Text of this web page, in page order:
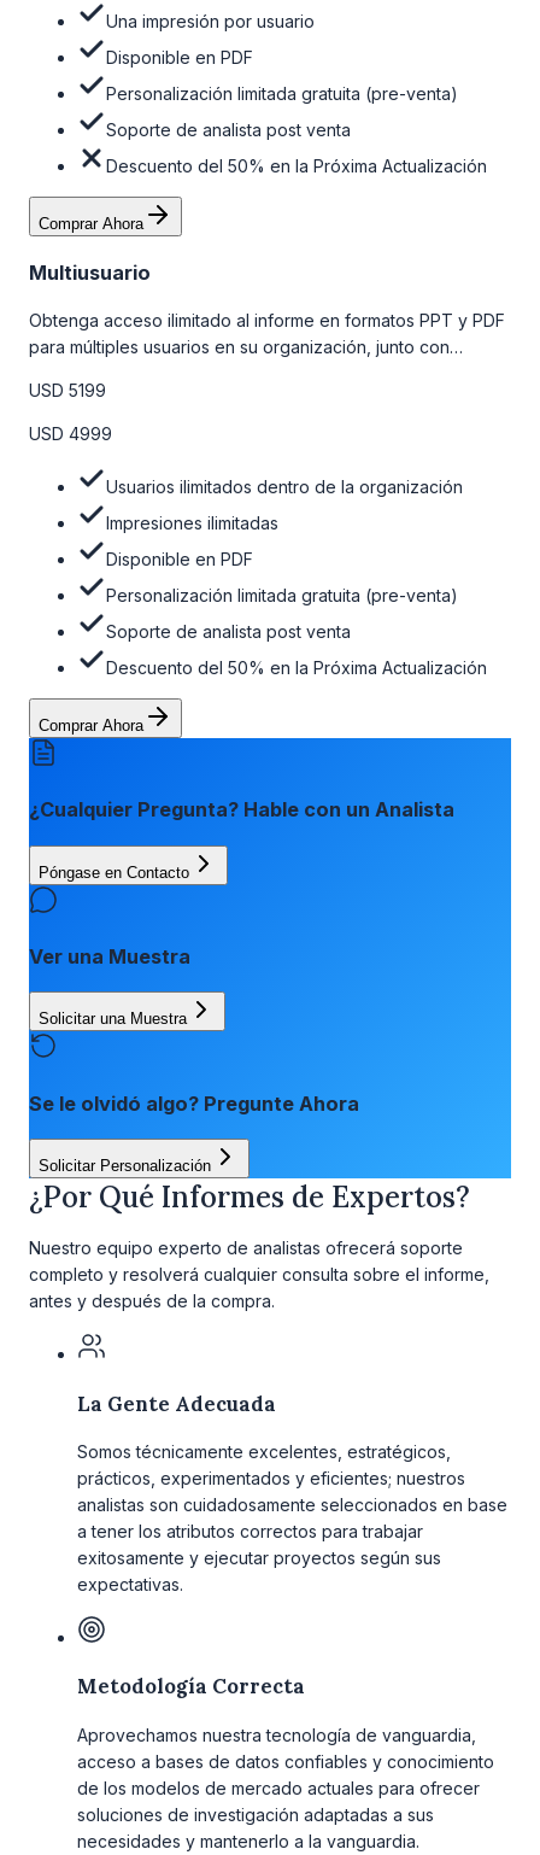
Una impresión por usuario
Disponible en PDF
Personalización limitada gratuita (pre-venta)
Soporte de analista post venta
Descuento del 50% en la Próxima Actualización
Comprar Ahora
Multiusuario
Obtenga acceso ilimitado al informe en formatos PPT y PDF
para múltiples usuarios en su organización, junto con
venta, el soporte post-venta de nuestros analistas y una
opción de actualización gratuita del informe dentro de 180
la tabla de precios a continuación.
USD 5199
USD 4999
Usuarios ilimitados dentro de la organización
Impresiones ilimitadas
Disponible en PDF
Personalización limitada gratuita (pre-venta)
Soporte de analista post venta
Descuento del 50% en la Próxima Actualización
Comprar Ahora
¿Cualquier Pregunta? Hable con un Analista
Póngase en Contacto
Ver una Muestra
Solicitar una Muestra
Se le olvidó algo? Pregunte Ahora
Solicitar Personalización
¿Por Qué Informes de Expertos?
Nuestro equipo experto de analistas ofrecerá soporte
completo y resolverá cualquier consulta sobre el informe,
antes y después de la compra.
La Gente Adecuada
Somos técnicamente excelentes, estratégicos,
prácticos, experimentados y eficientes; nuestros
analistas son cuidadosamente seleccionados en base
a tener los atributos correctos para trabajar
exitosamente y ejecutar proyectos según sus
expectativas.
Metodología Correcta
Aprovechamos nuestra tecnología de vanguardia,
acceso a bases de datos confiables y conocimiento
de los modelos de mercado actuales para ofrecer
soluciones de investigación adaptadas a sus
necesidades y mantenerlo a la vanguardia.